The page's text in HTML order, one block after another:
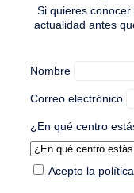
Si quieres
actualidad antes
Nombre
Correo electrónico
¿En qué centro
Acepto la